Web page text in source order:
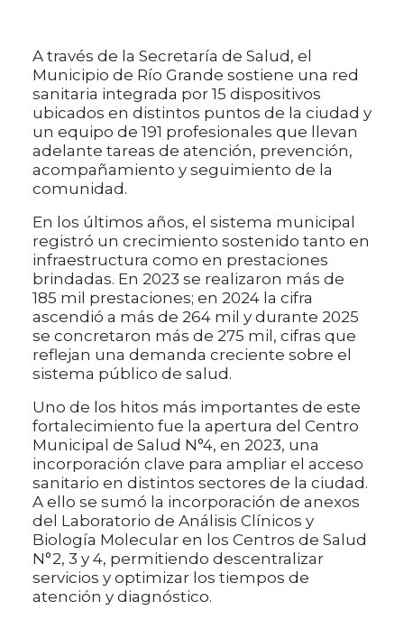
A través de la Secretaría de Salud, el
Municipio de Río Grande sostiene una red
sanitaria integrada por 15 dispositivos
ubicados en distintos puntos de la ciudad y
un equipo de 191 profesionales que llevan
adelante tareas de atención, prevención,
acompañamiento y seguimiento de la
comunidad.
En los últimos años, el sistema municipal
registró un crecimiento sostenido tanto en
infraestructura como en prestaciones
brindadas. En 2023 se realizaron más de
185 mil prestaciones; en 2024 la cifra
ascendió a más de 264 mil y durante 2025
se concretaron más de 275 mil, cifras que
reflejan una demanda creciente sobre el
sistema público de salud.
Uno de los hitos más importantes de este
fortalecimiento fue la apertura del Centro
Municipal de Salud N°4, en 2023, una
incorporación clave para ampliar el acceso
sanitario en distintos sectores de la ciudad.
A ello se sumó la incorporación de anexos
del Laboratorio de Análisis Clínicos y
Biología Molecular en los Centros de Salud
N°2, 3 y 4, permitiendo descentralizar
servicios y optimizar los tiempos de
atención y diagnóstico.